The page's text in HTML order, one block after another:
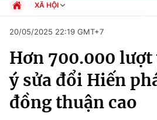
Chuyên mục
Chính trị
XÃ HỘI
Xã hội
Pháp luật
Kinh tế
Thể thao
Truyền hình
Văn hóa - Giải trí
20/05/2025 22:19 GMT+7
Hơn 700.000
ý sửa đổi Hiến
đồng thuận cao